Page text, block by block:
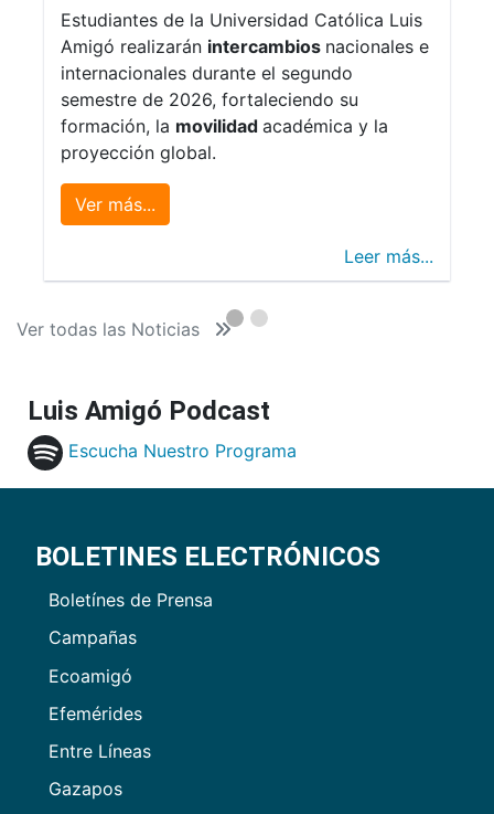
Estudiantes de la Universidad Católica Luis
Amigó realizarán intercambios nacionales e
internacionales durante el segundo
semestre de 2026, fortaleciendo su
formación, la movilidad académica y la
proyección global.
Ver más...
Leer más...
Ver todas las Noticias
Luis Amigó Podcast
Escucha Nuestro Programa
BOLETINES ELECTRÓNICOS
Boletínes de Prensa
Campañas
Ecoamigó
Efemérides
Entre Líneas
Gazapos